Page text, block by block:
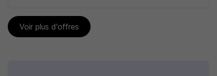
Voir plus d'offres